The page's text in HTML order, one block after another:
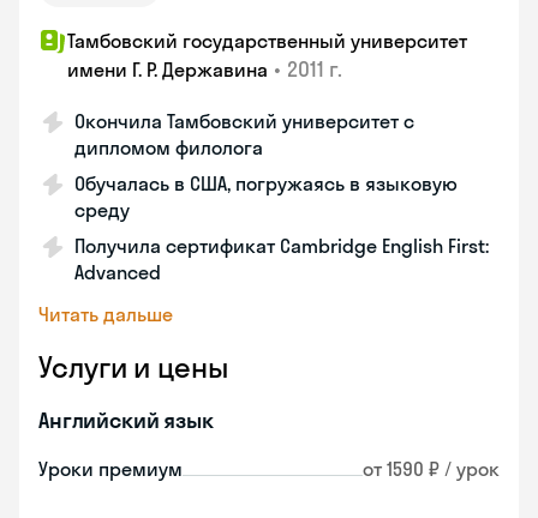
Тамбовский государственный университет
имени Г. Р. Державина • 2011 г.
Окончила Тамбовский университет с
дипломом филолога
Обучалась в США, погружаясь в языковую
среду
Получила сертификат Cambridge English First:
Advanced
Читать дальше
Услуги и цены
Английский язык
Уроки премиум от 1590 ₽ / урок